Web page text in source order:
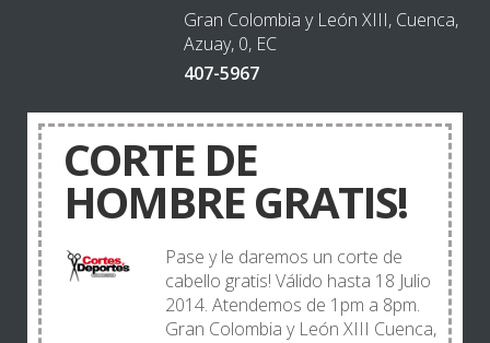
Gran Colombia y León XIII, Cuenca,
Azuay, 0, EC
407-5967
CORTE DE
HOMBRE GRATIS!
Pase y le daremos un corte de
cabello gratis! Válido hasta 18 Julio
2014. Atendemos de 1pm a 8pm.
Gran Colombia y León XIII Cuenca,